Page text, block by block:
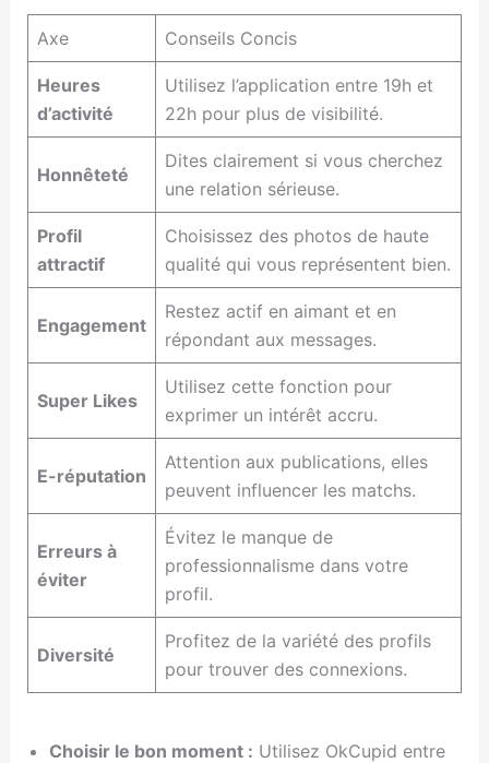
Axe Conseils Concis
Heures
d’activité
Utilisez l’application entre 19h et
22h pour plus de visibilité.
Honnêteté
Dites clairement si vous cherchez
une relation sérieuse.
Profil
attractif
Choisissez des photos de haute
qualité qui vous représentent bien.
Engagement
Restez actif en aimant et en
répondant aux messages.
Super Likes
Utilisez cette fonction pour
exprimer un intérêt accru.
E-réputation
Attention aux publications, elles
peuvent influencer les matchs.
Erreurs à
éviter
Évitez le manque de
professionnalisme dans votre
profil.
Diversité
Profitez de la variété des profils
pour trouver des connexions.
Choisir le bon moment : Utilisez OkCupid entre